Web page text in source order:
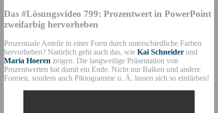
Das #Lösungsvideo 799: Prozentwert in PowerPoint
zweifarbig hervorheben
Prozentuale Anteile in einer Form durch unterschiedliche Farben
hervorheben? Natürlich geht auch das, wie Kai Schneider und
Maria Hoeren zeigen. Die langweilige Präsentation von
Prozentwerten hat damit ein Ende. Nicht nur Balken und andere
Formen, sondern auch Piktogramme u. Ä. lassen sich so einfärben!